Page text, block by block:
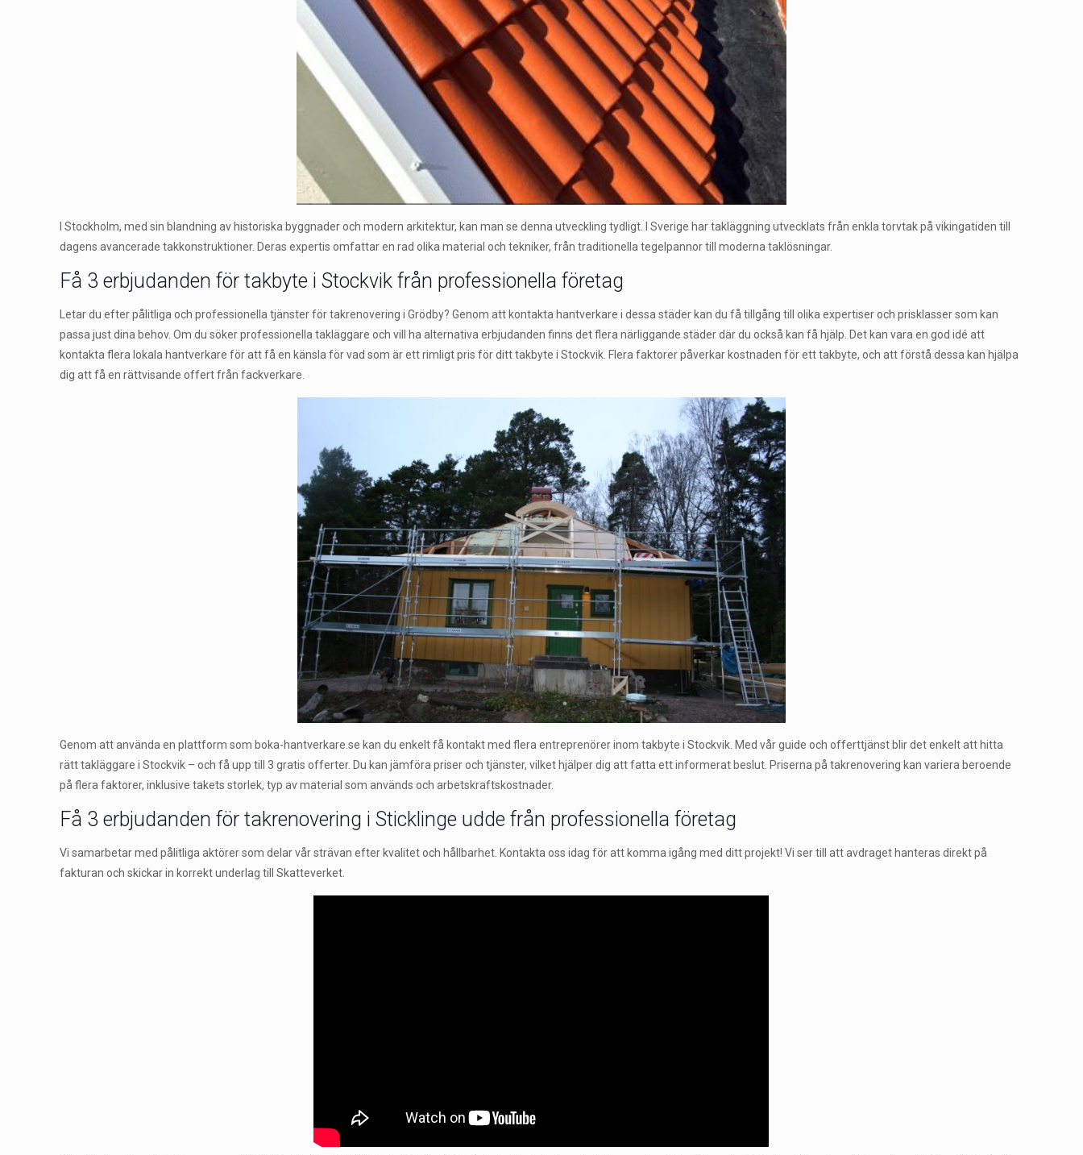
I Stockholm, med sin blandning av historiska byggnader och modern arkitektur, kan man se denna utveckling tydligt. I Sverige har takläggning utvecklats från enkla torvtak på vikingatiden till
dagens avancerade takkonstruktioner. Deras expertis omfattar en rad olika material och tekniker, från traditionella tegelpannor till moderna taklösningar.
Få 3 erbjudanden för takbyte i Stockvik från professionella företag
Letar du efter pålitliga och professionella tjänster för takrenovering i Grödby? Genom att kontakta hantverkare i dessa städer kan du få tillgång till olika expertiser och prisklasser som kan
passa just dina behov. Om du söker professionella takläggare och vill ha alternativa erbjudanden finns det flera närliggande städer där du också kan få hjälp. Det kan vara en god idé att
kontakta flera lokala hantverkare för att få en känsla för vad som är ett rimligt pris för ditt takbyte i Stockvik. Flera faktorer påverkar kostnaden för ett takbyte, och att förstå dessa kan hjälpa
dig att få en rättvisande offert från fackverkare.
Genom att använda en plattform som boka-hantverkare.se kan du enkelt få kontakt med flera entreprenörer inom takbyte i Stockvik. Med vår guide och offerttjänst blir det enkelt att hitta
rätt takläggare i Stockvik – och få upp till 3 gratis offerter. Du kan jämföra priser och tjänster, vilket hjälper dig att fatta ett informerat beslut. Priserna på takrenovering kan variera beroende
på flera faktorer, inklusive takets storlek, typ av material som används och arbetskraftskostnader.
Få 3 erbjudanden för takrenovering i Sticklinge udde från professionella företag
Vi samarbetar med pålitliga aktörer som delar vår strävan efter kvalitet och hållbarhet. Kontakta oss idag för att komma igång med ditt projekt! Vi ser till att avdraget hanteras direkt på
fakturan och skickar in korrekt underlag till Skatteverket.